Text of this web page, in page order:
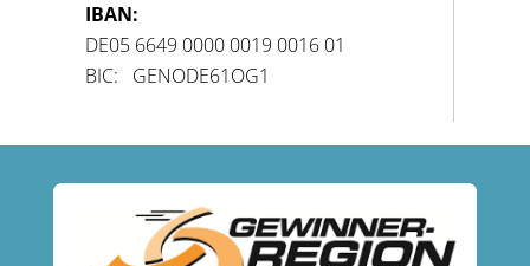
IBAN:
DE05 6649 0000 0019 0016 01
BIC: GENODE61OG1